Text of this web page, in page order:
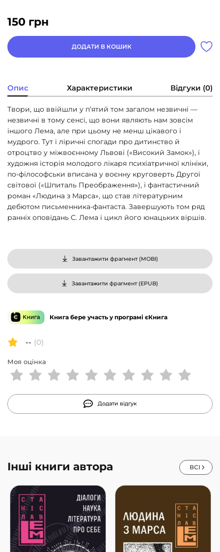
150 грн
ДОДАТИ В КОШИК
Опис Характеристики Відгуки (0)
Твори, що ввійшли у п’ятий том загалом незвичні —
незвичні в тому сенсі, що вони являють нам зовсім
іншого Лема, але при цьому не менш цікавого і
мудрого. Тут і ліричні спогади про дитинство й
отроцтво у міжвоєнному Львові («Високий Замок»), і
художня історія молодого лікаря психіатричної клініки,
по-філософськи вписана у воєнну круговерть Другої
світової («Шпиталь Преображення»), і фантастичний
роман «Людина з Марса», що став літературним
дебютом письменника-фантаста. Завершують том ряд
ранніх оповідань С. Лема і цикл його юнацьких віршів.
Завантажити фрагмент (MOBI)
Завантажити фрагмент (EPUB)
Книга бере участь у програмі єКнига
-- (0)
Моя оцінка
Додати відгук
Інші книги автора ВСІ